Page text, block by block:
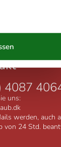
4087
uns:
werden, auch
von 24 Std.